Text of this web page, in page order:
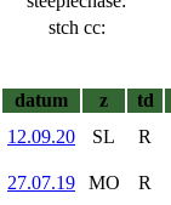
stch cc:
datum
z td
12.09.20
SL R
27.07.19 MO R